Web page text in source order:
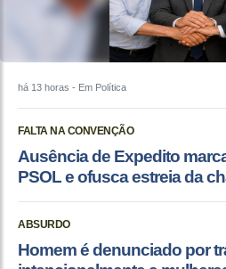
há 13 horas - Em Política
FALTA NA CONVENÇÃO
Ausência de Expedito
PSOL e ofusca estreia da
ABSURDO
Homem é denunciado por